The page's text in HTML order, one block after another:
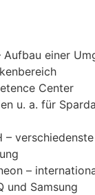
einer
Center
u. a. für
– verschiedenste
–
und Samsung